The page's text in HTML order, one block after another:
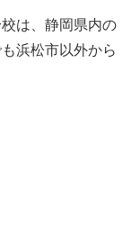
は、静岡県内の
浜松市以外から